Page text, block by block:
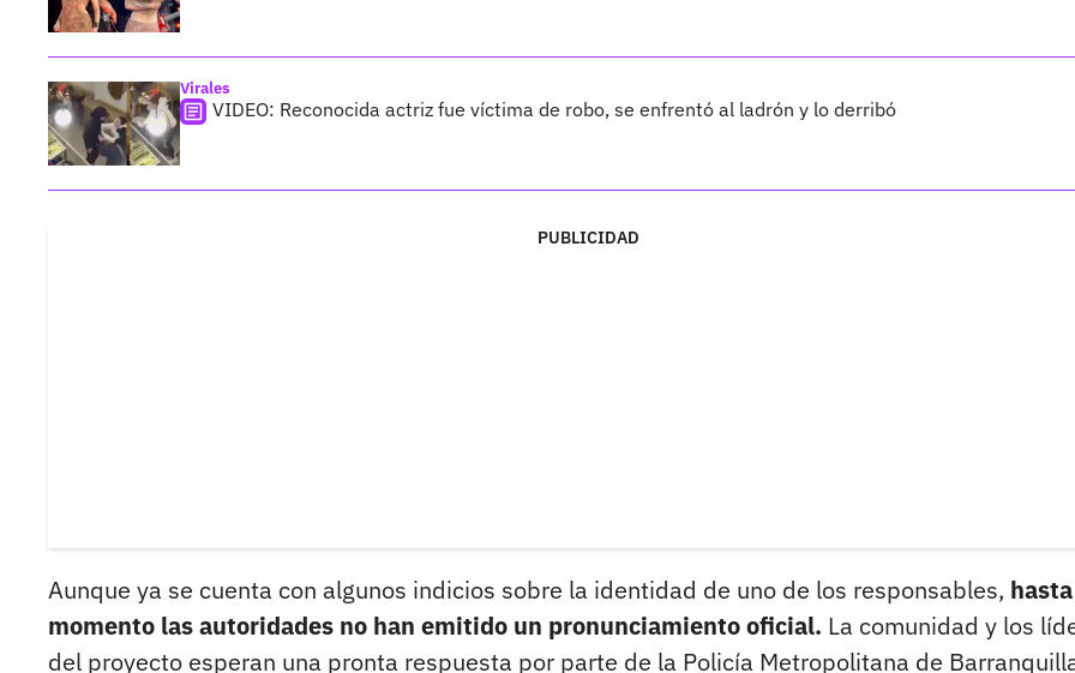
Virales
VIDEO: Reconocida actriz fue víctima de robo, se enfrentó al ladrón y lo derribó
PUBLICIDAD
Aunque ya se cuenta con algunos indicios sobre la identidad de uno de los responsables,
momento las autoridades no han emitido un pronunciamiento oficial. La comunidad y los
del proyecto esperan una pronta respuesta por parte de la Policía Metropolitana de